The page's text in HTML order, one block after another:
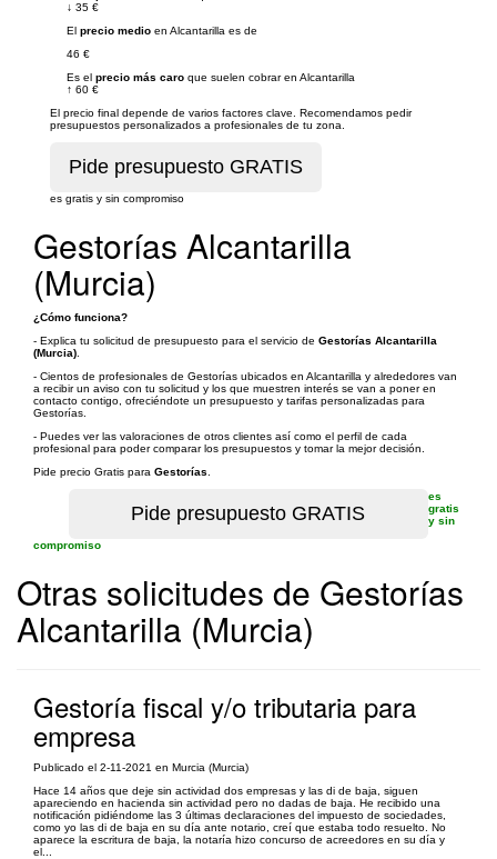
↓ 35 €
El precio medio en Alcantarilla es de
46 €
Es el precio más caro que suelen cobrar en Alcantarilla
↑ 60 €
El precio final depende de varios factores clave. Recomendamos pedir
presupuestos personalizados a profesionales de tu zona.
es gratis y sin compromiso
Gestorías Alcantarilla
(Murcia)
¿Cómo funciona?
- Explica tu solicitud de presupuesto para el servicio de Gestorías Alcantarilla
(Murcia)
- Cientos de profesionales de Gestorías ubicados en Alcantarilla y alrededores van
a recibir un aviso con tu solicitud y los que muestren interés se van a poner en
contacto contigo, ofreciéndote un presupuesto y tarifas personalizadas para
Gestorías.
- Puedes ver las valoraciones de otros clientes así como el perfil de cada
profesional para poder comparar los presupuestos y tomar la mejor decisión.
Pide precio Gratis para Gestorías
es
gratis
y sin
compromiso
Otras solicitudes de Gestorías
Alcantarilla (Murcia)
Gestoría fiscal y/o tributaria para
empresa
Publicado el 2-11-2021 en Murcia (Murcia)
Hace 14 años que deje sin actividad dos empresas y las di de baja, siguen
apareciendo en hacienda sin actividad pero no dadas de baja. He recibido una
notificación pidiéndome las 3 últimas declaraciones del impuesto de sociedades,
como yo las di de baja en su día ante notario, creí que estaba todo resuelto. No
aparece la escritura de baja, la notaría hizo concurso de acreedores en su día y
el...